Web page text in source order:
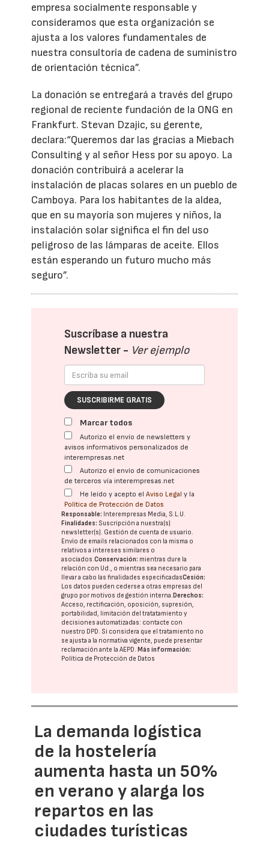
empresa socialmente responsable y
consideramos que esta organización se
ajusta a los valores fundamentales de
nuestra consultoría de cadena de suministro
de orientación técnica”.
La donación se entregará a través del grupo
regional de reciente fundación de la ONG en
Frankfurt. Stevan Dzajic, su gerente,
declara:“Queremos dar las gracias a Miebach
Consulting y al señor Hess por su apoyo. La
donación contribuirá a acelerar la
instalación de placas solares en un pueblo de
Camboya. Para los habitantes de la aldea,
que en su mayoría son mujeres y niños, la
instalación solar significa el fin del uso
peligroso de las lámparas de aceite. Ellos
están esperando un futuro mucho más
seguro”.
Suscríbase a nuestra
Newsletter - Ver ejemplo
SUSCRIBIRME GRATIS
Marcar todos
Autorizo el envío de newsletters y
avisos informativos personalizados de
interempresas.net
Autorizo el envío de comunicaciones
de terceros vía interempresas.net
He leído y acepto elAviso Legal y la
Política de Protección de Datos
Responsable: Interempresas Media, S.L.U.
Finalidades: Suscripción a nuestra(s)
newsletter(s). Gestión de cuenta de usuario.
Envío de emails relacionados con la misma o
relativos a intereses similares o
asociados.Conservación: mientras dure la
relación con Ud., o mientras sea necesario para
llevar a cabo las finalidades especificadasCesión:
Los datos pueden cederse a otras empresas del
grupo por motivos de gestión interna. Derechos:
Acceso, rectificación, oposición, supresión,
portabilidad, limitación del tratatamiento y
decisiones automatizadas: contacte con
nuestro DPD. Si considera que el tratamiento no
se ajusta a la normativa vigente, puede presentar
reclamación ante laAEPD. Más información:
Política de Protección de Datos
La demanda logística
de la hostelería
aumenta hasta un 50%
en verano y alarga los
repartos en las
ciudades turísticas